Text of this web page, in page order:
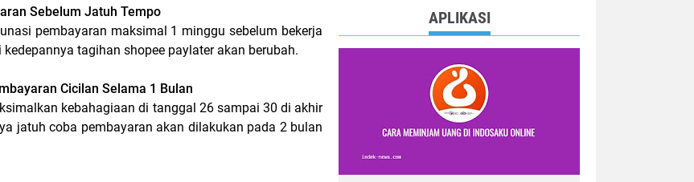
Sebelum Jatuh Tempo
pembayaran maksimal 1 minggu sebelum bekerja
tagihan shopee paylater akan berubah.
Cicilan Selama 1 Bulan
kebahagiaan di tanggal 26 sampai 30 di akhir
jatuh coba pembayaran akan dilakukan pada 2 bulan
APLIKASI